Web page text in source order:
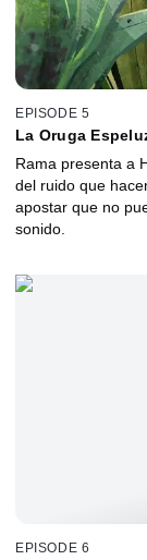
EPISODE 5
La Oruga
Rama presenta a
del ruido que
apostar que no
sonido.
EPISODE 6